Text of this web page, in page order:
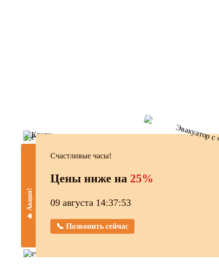
🔥 Акция!
Счастливые часы!
Цены ниже на 25%
09 августа 14:37:54
📞 Позвонить сейчас